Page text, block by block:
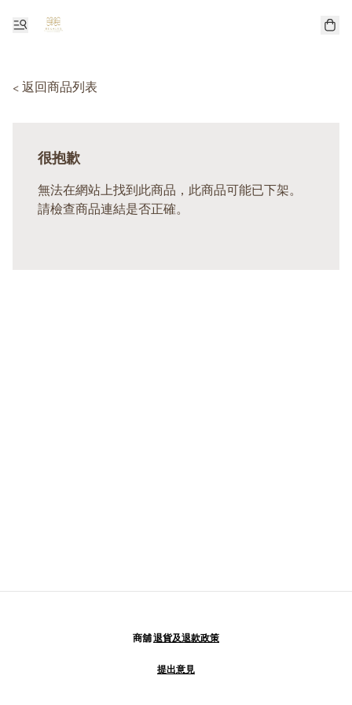
< 返回商品列表
很抱歉
無法在網站上找到此商品，此商品可能已下架。
請檢查商品連結是否正確。
商舖退貨及退款政策
提出意見